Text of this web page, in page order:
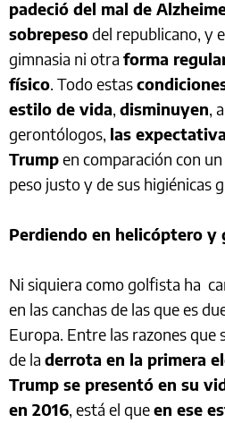
padeció del mal de
sobrepesodel republicano, y
gimnasia ni otra forma
físico. Todo estas
estilo de vida, disminuyen,
gerontólogos, las
Trumpen comparación con
peso justo y de sus higiénicas
Perdiendo en helicóptero y
Ni siquiera como golfista ha
en las canchas de las que es
Europa. Entre las razones
de la derrota en la primera
Trump se presentó en su
en 2016, está el queen ese